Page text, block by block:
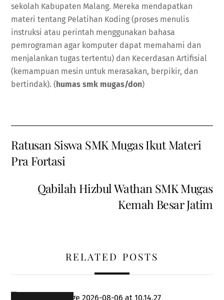
sekolah Kabupaten Malang. Mereka mendapatkan
materi tentang Pelatihan Koding (proses menulis
instruksi atau perintah menggunakan bahasa
pemrograman agar komputer dapat memahami dan
menjalankan tugas tertentu) dan Kecerdasan Artifisial
(kemampuan mesin untuk merasakan, berpikir, dan
bertindak). (humas smk mugas/don)
Ratusan Siswa SMK Mugas Ikut Materi
Pra Fortasi
Qabilah Hizbul Wathan SMK Mugas
Kemah Besar Jatim
RELATED POSTS